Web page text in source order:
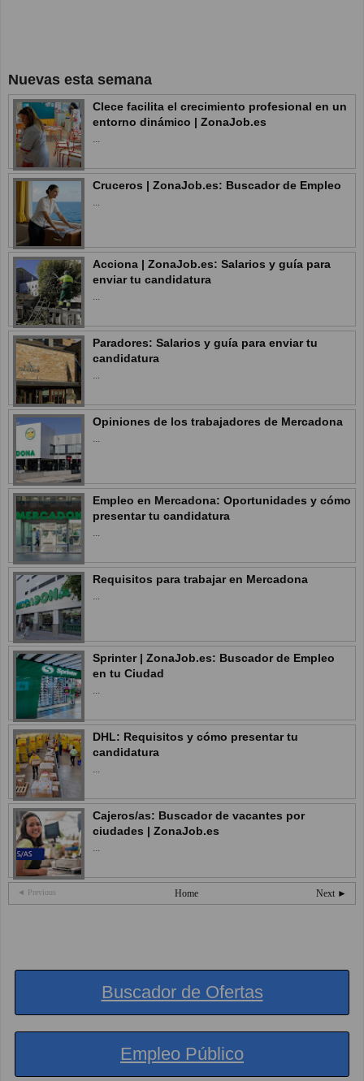
Nuevas esta semana
Clece facilita el crecimiento profesional en un
entorno dinámico | ZonaJob.es
Cruceros | ZonaJob.es: Buscador de Empleo
Acciona | ZonaJob.es: Salarios y guía para
enviar tu candidatura
Paradores: Salarios y guía para enviar tu
candidatura
Opiniones de los trabajadores de Mercadona
Empleo en Mercadona: Oportunidades y cómo
presentar tu candidatura
Requisitos para trabajar en Mercadona
Sprinter | ZonaJob.es: Buscador de Empleo
en tu Ciudad
DHL: Requisitos y cómo presentar tu
candidatura
Cajeros/as: Buscador de vacantes por
ciudades | ZonaJob.es
◄ Previous Next ►
Home
Buscador de Ofertas
Empleo Público